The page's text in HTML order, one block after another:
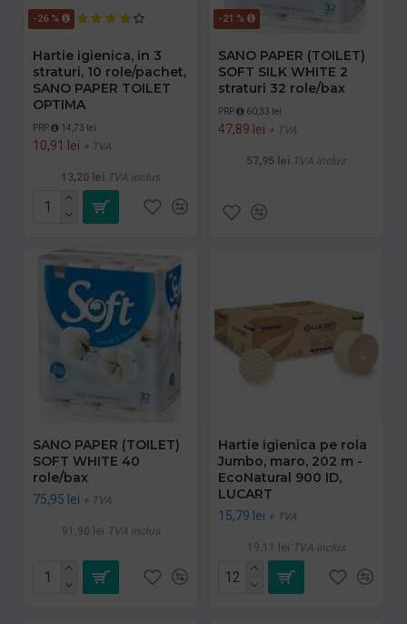
-26 %
Hartie igienica, in 3
straturi, 10 role/pachet,
SANO PAPER TOILET
OPTIMA
PRP 14,73 lei
10,91 lei + TVA
13,20 lei TVA inclus
-21 %
SANO PAPER (TOILET)
SOFT SILK WHITE 2
straturi 32 role/bax
PRP 60,33 lei
47,89 lei + TVA
57,95 lei TVA inclus
SANO PAPER (TOILET)
SOFT WHITE 40
role/bax
75,95 lei + TVA
91,90 lei TVA inclus
Hartie igienica pe rola
Jumbo, maro, 202 m -
EcoNatural 900 ID,
LUCART
15,79 lei + TVA
19,11 lei TVA inclus